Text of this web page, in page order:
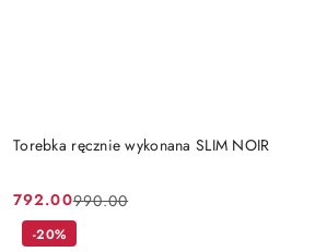
Torebka ręcznie wykonana SLIM NOIR
Cena
promocyjna:
792.00
Cena
przed
990.00
-20%